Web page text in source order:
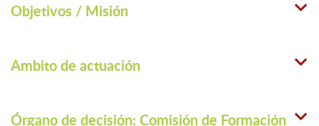
Objetivos / Misión
Ambito de actuación
Órgano de decisión: Comisión de Formación